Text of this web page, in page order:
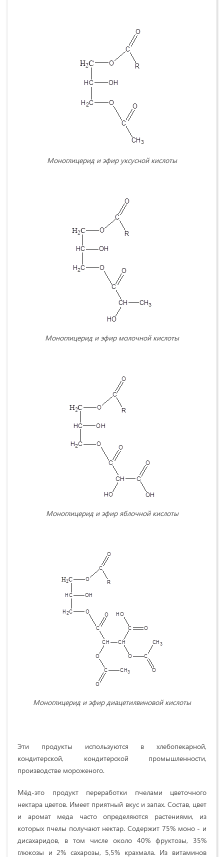
Моноглицерид и эфир уксусной кислоты
Моноглицерид и эфир молочной кислоты
Моноглицерид и эфир яблочной кислоты
Моноглицерид и эфир диацетилвиновой кислоты
Эти продукты используются в хлебопекарной,
кондитерской, кондитерской промышленности,
производстве мороженого.
Мёд-это продукт переработки пчелами цветочного
нектара цветов. Имеет приятный вкус и запах. Состав, цвет
и аромат меда часто определяются растениями, из
которых пчелы получают нектар. Содержит 75% моно - и
дисахаридов, в том числе около 40% фруктозы, 35%
глюкозы и 2% сахарозы, 5,5% крахмала. Из витаминов